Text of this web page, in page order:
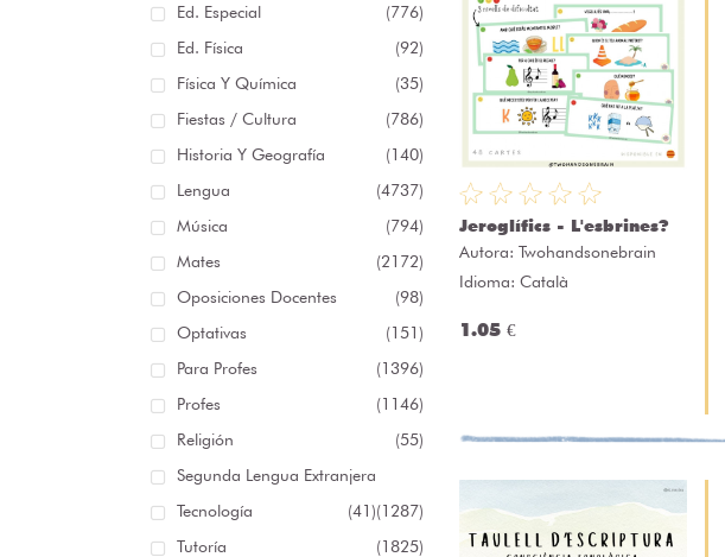
Ed. Especial
(776)
Ed. Física
(92)
Física Y Química
(35)
Fiestas / Cultura
(786)
Historia Y Geografía
(140)
Lengua
(4737)
Música
(794)
Mates
(2172)
Oposiciones Docentes
(98)
Optativas
(151)
Para Profes
(1396)
Profes
(1146)
Religión
(55)
Segunda Lengua Extranjera
(1287)
Tecnología
(41)
Tutoría
(1825)
Jeroglífics - L'esbrines?
Autora: Twohandsonebrain
Idioma: Català
1.05 €